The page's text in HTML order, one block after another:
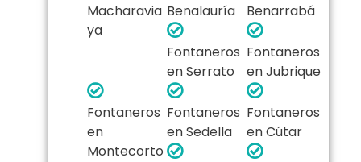
Macharavia
ya
Benalauría
Benarrabá
Fontaneros
en Serrato
Fontaneros
en Jubrique
Fontaneros
en
Montecorto
Fontaneros
en Sedella
Fontaneros
en Cútar